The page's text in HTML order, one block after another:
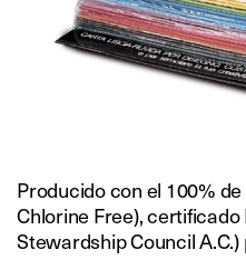
Producido con el 100%
Chlorine Free),
Stewardship Council